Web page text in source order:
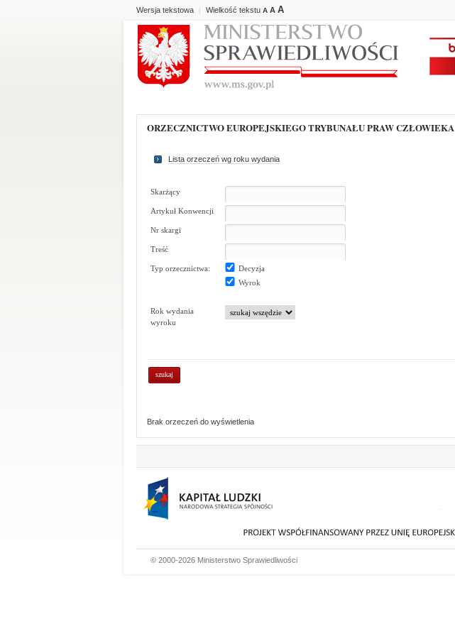
Wersja tekstowa | Wielkość tekstu A A A
ORZECZNICTWO EUROPEJSKIEGO TRYBUNAŁU PRAW CZŁOWIEKA
Lista orzeczeń wg roku wydania
Skarżący
Artykuł Konwencji
Nr skargi
Treść
Typ orzecznictwa:
Decyzja
Wyrok
Rok wydania
wyroku
Brak orzeczeń do wyświetlenia
© 2000-2026 Ministerstwo Sprawiedliwości